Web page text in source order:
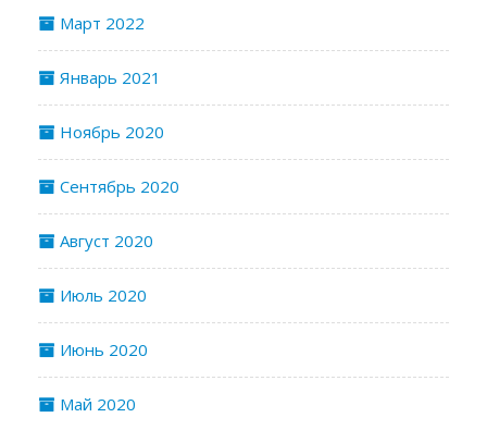
Март 2022
Январь 2021
Ноябрь 2020
Сентябрь 2020
Август 2020
Июль 2020
Июнь 2020
Май 2020